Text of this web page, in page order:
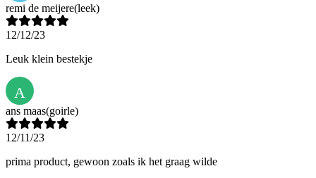
remi de meijere(leek)
12/12/23
Leuk klein bestekje
A
ans maas(goirle)
12/11/23
prima product, gewoon zoals ik het graag wilde